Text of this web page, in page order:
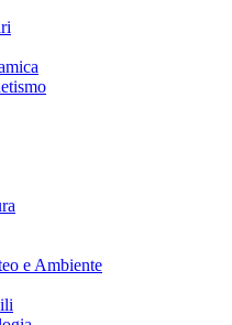
e Ambiente